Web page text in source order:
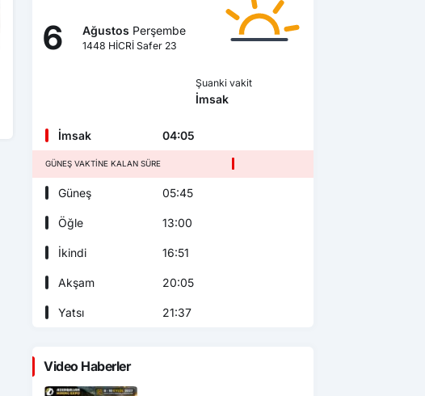
6 Ağustos Perşembe
1448 HİCRİ Safer 23
Şuanki vakit
İmsak
İmsak 04:05
GÜNEŞ VAKTINE KALAN SÜRE
Güneş 05:45
Öğle 13:00
İkindi 16:51
Akşam 20:05
Yatsı 21:37
Video Haberler